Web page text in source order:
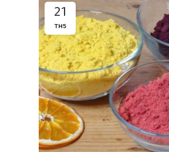
21
TH5